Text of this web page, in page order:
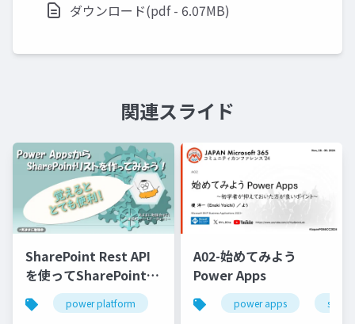
ダウンロード(pdf - 6.07MB)
関連スライド
SharePoint Rest API
を使ってSharePointリ
ストを作成してみよう
power platform power automate sharepoint
A02-始めてみよう
Power Apps
power apps